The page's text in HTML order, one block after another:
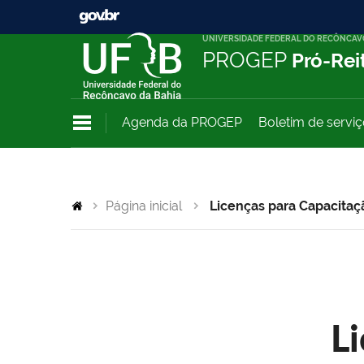
UNIVERSIDADE FEDERAL DO
PROGEP Pró-
Agenda da PROGEP Boletim de
Página inicial Licenças para